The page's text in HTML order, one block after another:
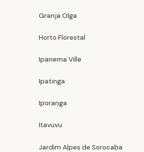
Granja Olga
Horto Florestal
Ipanema Ville
Ipatinga
Iporanga
Itavuvu
Jardim Alpes de Sorocaba